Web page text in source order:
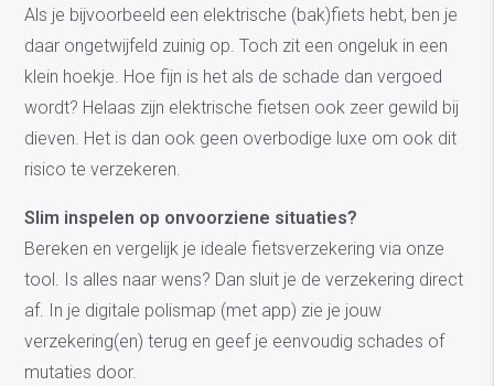
Als je bijvoorbeeld een elektrische (bak)fiets hebt, ben je
daar ongetwijfeld zuinig op. Toch zit een ongeluk in een
klein hoekje. Hoe fijn is het als de schade dan vergoed
wordt? Helaas zijn elektrische fietsen ook zeer gewild bij
dieven. Het is dan ook geen overbodige luxe om ook dit
risico te verzekeren.
Slim inspelen op onvoorziene situaties?
Bereken en vergelijk je ideale fietsverzekering via onze
tool. Is alles naar wens? Dan sluit je de verzekering direct
af. In je digitale polismap (met app) zie je jouw
verzekering(en) terug en geef je eenvoudig schades of
mutaties door.